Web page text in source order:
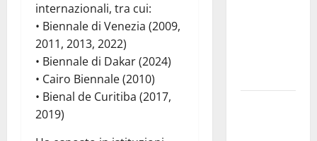
internazionali, tra cui:
• Biennale di Venezia (2009,
2011, 2013, 2022)
• Biennale di Dakar (2024)
• Cairo Biennale (2010)
• Bienal de Curitiba (2017,
2019)